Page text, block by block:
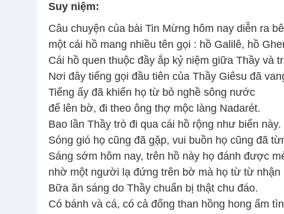
Suy niệm:
Câu chuyện của bài Tin Mừng hôm nay diễn ra
một cái hồ mang nhiều tên gọi : hồ Galilê, hồ
Cái hồ quen thuộc đầy ắp kỷ niệm giữa Thầy và
Nơi đây tiếng gọi đầu tiên của Thầy Giêsu đã
Tiếng ấy đã khiến họ từ bỏ nghề sông nước
để lên bờ, đi theo ông thợ mộc làng Nadarét.
Bao lần Thầy trò đi qua cái hồ rộng như biển này.
Sóng gió họ cũng đã gặp, vui buồn họ cũng đã
Sáng sớm hôm nay, trên hồ này họ đánh được
nhờ một người lạ đứng trên bờ mà họ từ từ nhận
Bữa ăn sáng do Thầy chuẩn bị thật chu đáo.
Có bánh và cá, có cả đống than hồng hong ấm